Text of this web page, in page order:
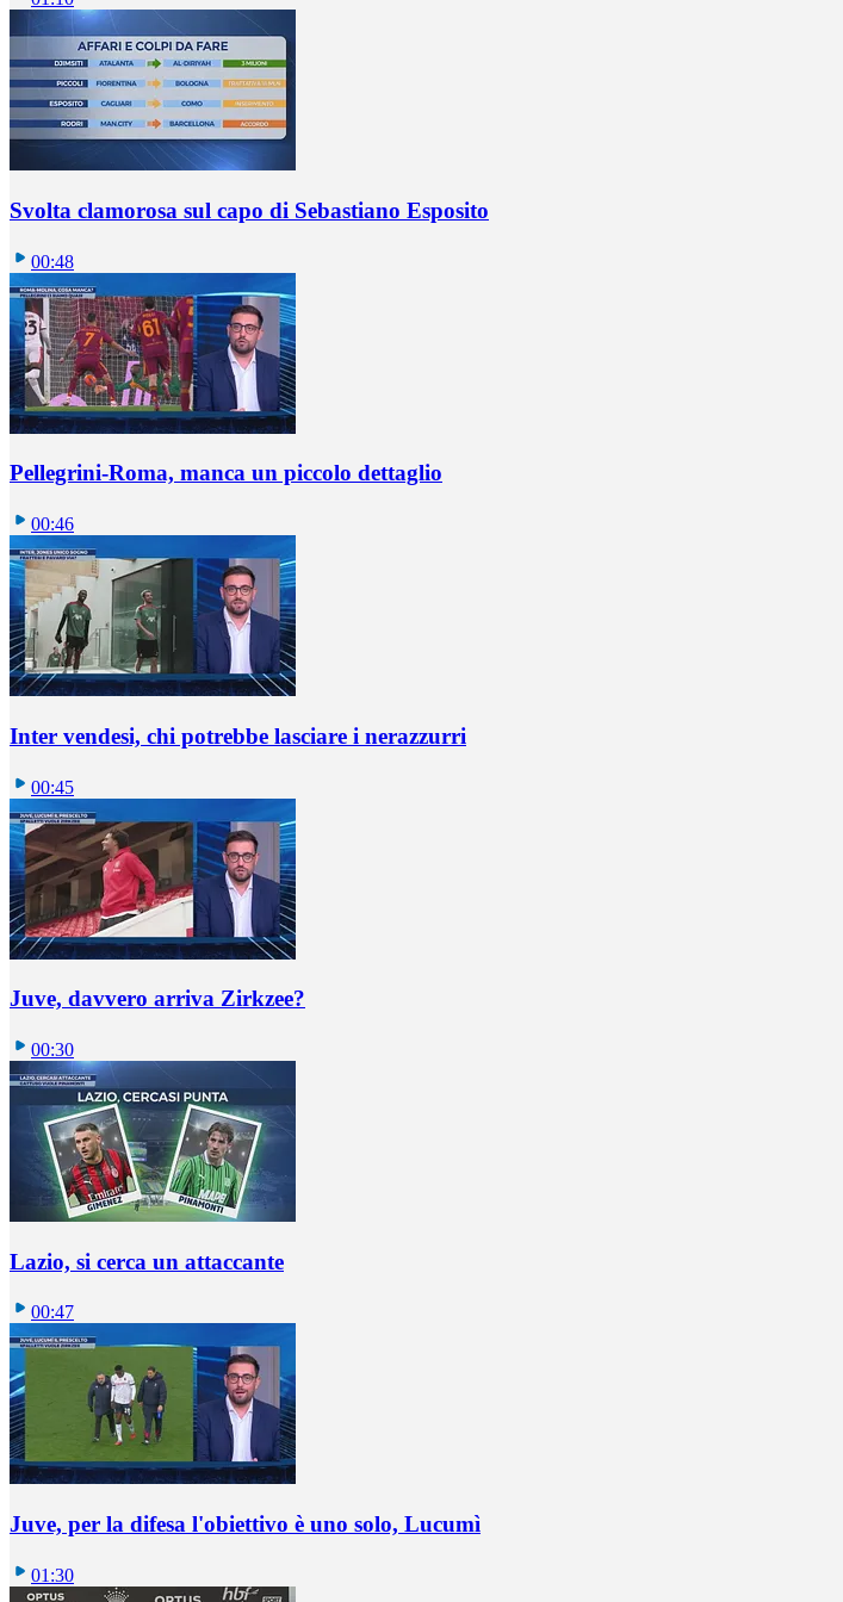
Svolta clamorosa sul capo di Sebastiano Esposito
00:48
Pellegrini-Roma, manca un piccolo dettaglio
00:46
Inter vendesi, chi potrebbe lasciare i nerazzurri
00:45
Juve, davvero arriva Zirkzee?
00:30
Lazio, si cerca un attaccante
00:47
Juve, per la difesa l'obiettivo è uno solo, Lucumì
01:30